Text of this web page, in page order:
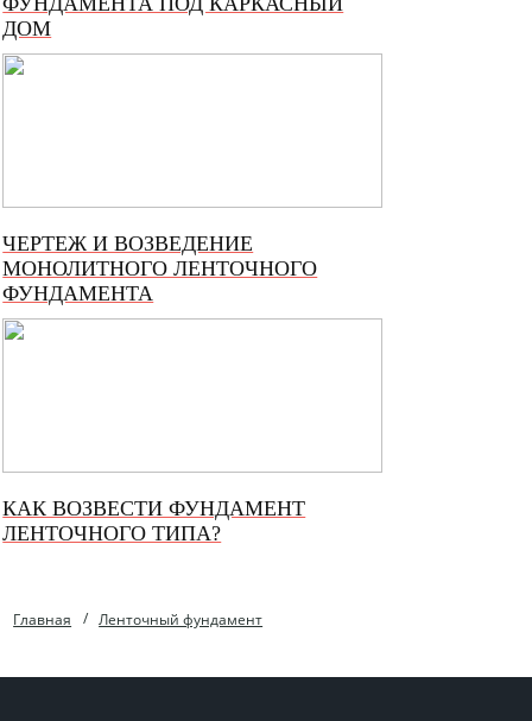
ДОМ
ЧЕРТЕЖ И ВОЗВЕДЕНИЕ
МОНОЛИТНОГО ЛЕНТОЧНОГО
ФУНДАМЕНТА
КАК ВОЗВЕСТИ ФУНДАМЕНТ
ЛЕНТОЧНОГО ТИПА?
Главная Ленточный фундамент